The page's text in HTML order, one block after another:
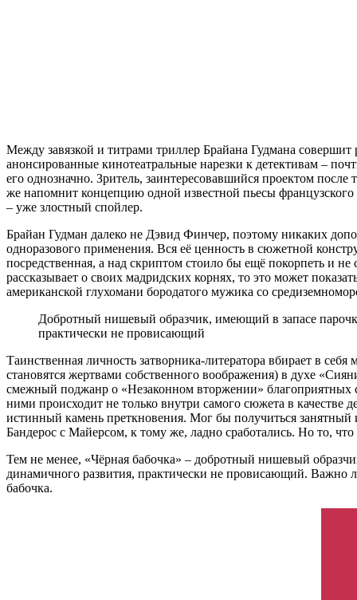
Между завязкой и титрами триллер Брайана Гудмана
анонсированные кинотеатральные нарезки к детективам –
его однозначно. Зритель, заинтересовавшийся проектом
же напомнит концепцию одной известной пьесы
– уже злостный спойлер.
Брайан Гудман далеко не Дэвид Финчер, поэтому никаких
одноразового применения. Вся её ценность в сюжетной
посредственная, а над скриптом стоило бы ещё покорпеть и
рассказывает о своих мадридских корнях, то это может
американской глухомани бородатого мужика со
Добротный нишевый образчик, имеющий в запасе
практически не провисающий
Таинственная личность затворника-литератора вбирает в
становятся жертвами собственного воображения) в духе
смежный поджанр о «Незаконном вторжении» благоприятных
ними происходит не только внутри самого сюжета в качестве
истинный камень преткновения. Мог бы получиться
Бандерос с Майерсом, к тому же, ладно сработались. Но то,
Тем не менее, «Чёрная бабочка» – добротный нишевый
динамичного развития, практически не провисающий. Важно
бабочка.